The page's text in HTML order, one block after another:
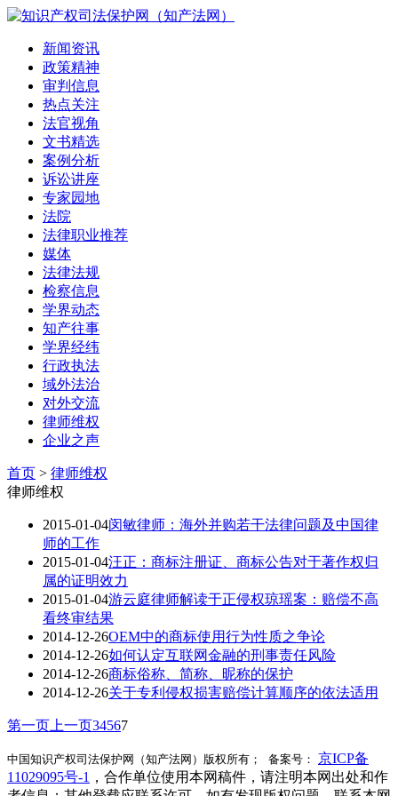
新闻资讯
政策精神
审判信息
热点关注
法官视角
文书精选
案例分析
诉讼讲座
专家园地
法院
法律职业推荐
媒体
法律法规
检察信息
学界动态
知产往事
学界经纬
行政执法
域外法治
对外交流
律师维权
企业之声
首页 > 律师维权
律师维权
2015-01-04闵敏律师：海外并购若干法律问题及中国律
师的工作
2015-01-04汪正：商标注册证、商标公告对于著作权归
属的证明效力
2015-01-04游云庭律师解读于正侵权琼瑶案：赔偿不高
看终审结果
2014-12-26OEM中的商标使用行为性质之争论
2014-12-26如何认定互联网金融的刑事责任风险
2014-12-26商标俗称、简称、昵称的保护
2014-12-26关于专利侵权损害赔偿计算顺序的依法适用
第一页 上一页34567
中国知识产权司法保护网（知产法网）版权所有； 备案号： 京ICP备
11029095号-1 ，合作单位使用本网稿件，请注明本网出处和作